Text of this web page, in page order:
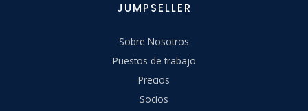
JUMPSELLER
Sobre Nosotros
Puestos de trabajo
Precios
Socios